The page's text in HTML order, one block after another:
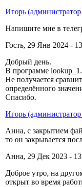
Игорь (администратор
Напишите мне в
Гость, 29 Янв 2024 -
Добрый день.
В программе
Не получается
определённого
Спасибо.
Игорь (администратор
Анна, с закрытием
то он закрывается
Анна, 29 Дек 2023 -
Доброе утро, на
открыт во время